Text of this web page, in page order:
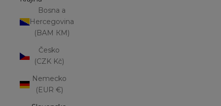
Bosna a
Hercegovina
(BAM КМ)
Česko
(CZK Kč)
Nemecko
(EUR €)